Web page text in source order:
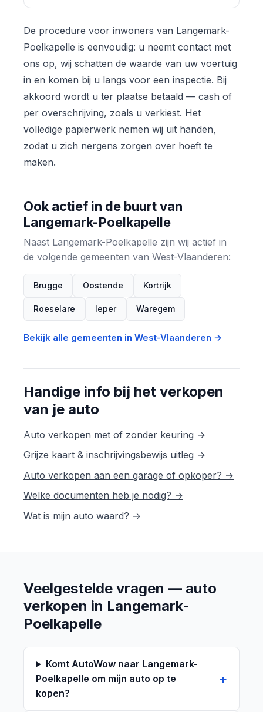
De procedure voor inwoners van Langemark-
Poelkapelle is eenvoudig: u neemt contact met
ons op, wij schatten de waarde van uw voertuig
in en komen bij u langs voor een inspectie. Bij
akkoord wordt u ter plaatse betaald — cash of
per overschrijving, zoals u verkiest. Het
volledige papierwerk nemen wij uit handen,
zodat u zich nergens zorgen over hoeft te
maken.
Ook actief in de buurt van
Langemark-Poelkapelle
Naast Langemark-Poelkapelle zijn wij actief in
de volgende gemeenten van West-Vlaanderen:
Brugge Oostende Kortrijk
Roeselare Ieper Waregem
Bekijk alle gemeenten in West-Vlaanderen →
Handige info bij het verkopen
van je auto
Auto verkopen met of zonder keuring →
Grijze kaart & inschrijvingsbewijs uitleg →
Auto verkopen aan een garage of opkoper? →
Welke documenten heb je nodig? →
Wat is mijn auto waard? →
Veelgestelde vragen — auto
verkopen in Langemark-
Poelkapelle
Komt AutoWow naar Langemark-
Poelkapelle om mijn auto op te
kopen?